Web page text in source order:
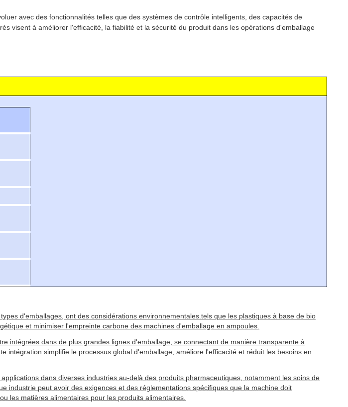
avec des fonctionnalités telles que des systèmes de contrôle intelligents, des capacités de
visent à améliorer l'efficacité, la fiabilité et la sécurité du produit dans les opérations d'emballage
d'emballages, ont des considérations environnementales.tels que les plastiques à base de bio
et minimiser l'empreinte carbone des machines d'emballage en ampoules.
intégrées dans de plus grandes lignes d'emballage, se connectant de manière transparente à
simplifie le processus global d'emballage, améliore l'efficacité et réduit les besoins en
dans diverses industries au-delà des produits pharmaceutiques, notamment les soins de
industrie peut avoir des exigences et des réglementations spécifiques que la machine doit
les matières alimentaires pour les produits alimentaires.